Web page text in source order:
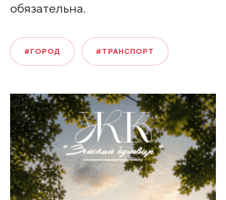
обязательна.
#ГОРОД #ТРАНСПОРТ